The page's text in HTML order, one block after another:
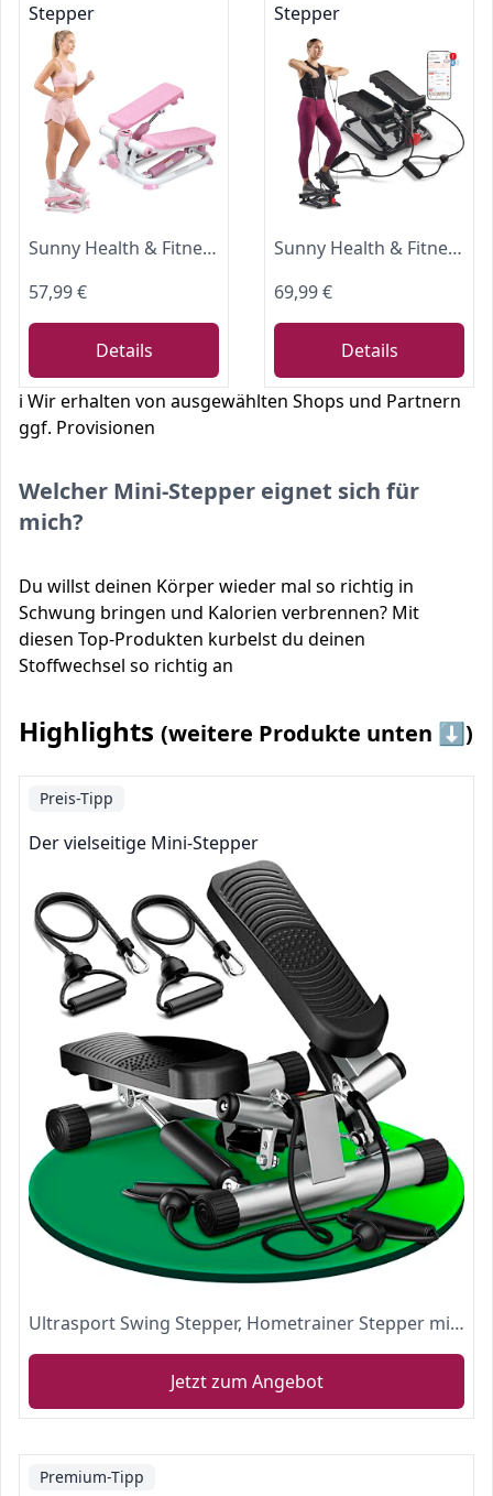
Stepper
Sunny Health & Fitness Mini-Stepper mit LCD und Verstellbarer Tritthöhe
57,99 €
Details
Stepper
Sunny Health & Fitness Mini-Stepper mit LCD und Verstellbarer Tritthöhe
69,99 €
Details
ℹ️ Wir erhalten von ausgewählten Shops und Partnern
ggf. Provisionen
Welcher Mini-Stepper eignet sich für
mich?
Du willst deinen Körper wieder mal so richtig in
Schwung bringen und Kalorien verbrennen? Mit
diesen Top-Produkten kurbelst du deinen
Stoffwechsel so richtig an
Highlights (weitere Produkte unten ⬇️)
Preis-Tipp
Der vielseitige Mini-Stepper
Ultrasport Swing Stepper, Hometrainer Stepper mit Trainingscomputer, Up-Down Stepper für Einsteiger und Fortgeschrittene, kleiner und kompakter Stepper, Swingstepper für Bein- und Po-Training
Jetzt zum Angebot
Premium-Tipp